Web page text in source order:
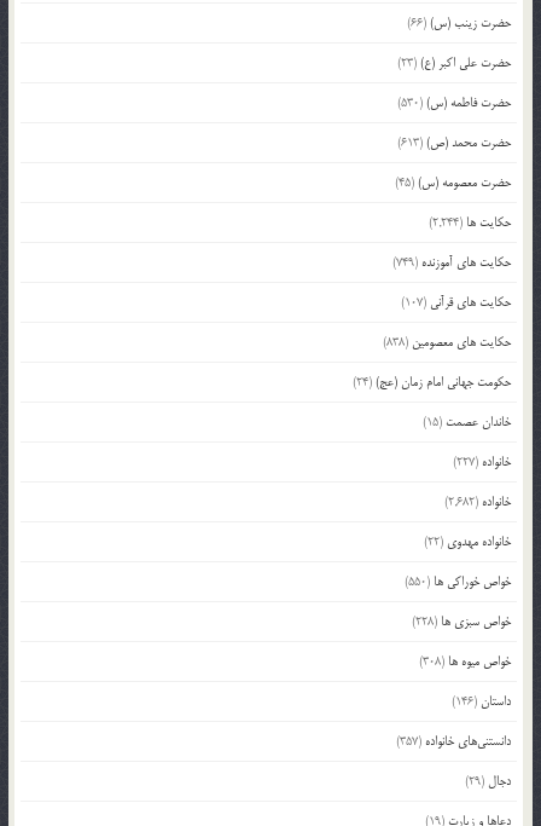
حضرت زینب (س)(66)
حضرت علی اکبر (ع)(23)
حضرت فاطمه (س)(530)
حضرت محمد (ص)(613)
حضرت معصومه (س)(45)
حکایت ها (2,244)
حکایت های آموزنده (749)
حکایت های قرآنی (107)
حکایت های معصومین (838)
حکومت جهانی امام زمان (عج)(24)
خاندان عصمت (15)
خانواده (227)
خانواده (2,682)
خانواده مهدوی (22)
خواص خوراکی ها (550)
خواص سبزی ها (228)
خواص میوه ها (308)
داستان(146)
دانستنی‌های خانواده (357)
دجال (29)
دعاها و زیارت (19)